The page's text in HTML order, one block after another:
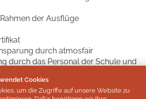
der Ausflüge
durch atmosfair
durch das Personal der Schule und
Leistungen:
Cookies
um die Zugriffe auf unsere Website zu